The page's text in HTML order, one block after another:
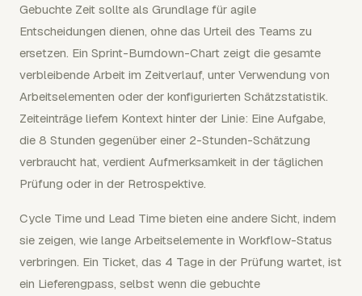
Gebuchte Zeit sollte als Grundlage für agile
Entscheidungen dienen, ohne das Urteil des Teams zu
ersetzen. Ein Sprint-Burndown-Chart zeigt die gesamte
verbleibende Arbeit im Zeitverlauf, unter Verwendung von
Arbeitselementen oder der konfigurierten Schätzstatistik.
Zeiteinträge liefern Kontext hinter der Linie: Eine Aufgabe,
die 8 Stunden gegenüber einer 2-Stunden-Schätzung
verbraucht hat, verdient Aufmerksamkeit in der täglichen
Prüfung oder in der Retrospektive.
Cycle Time und Lead Time bieten eine andere Sicht, indem
sie zeigen, wie lange Arbeitselemente in Workflow-Status
verbringen. Ein Ticket, das 4 Tage in der Prüfung wartet, ist
ein Lieferengpass, selbst wenn die gebuchte